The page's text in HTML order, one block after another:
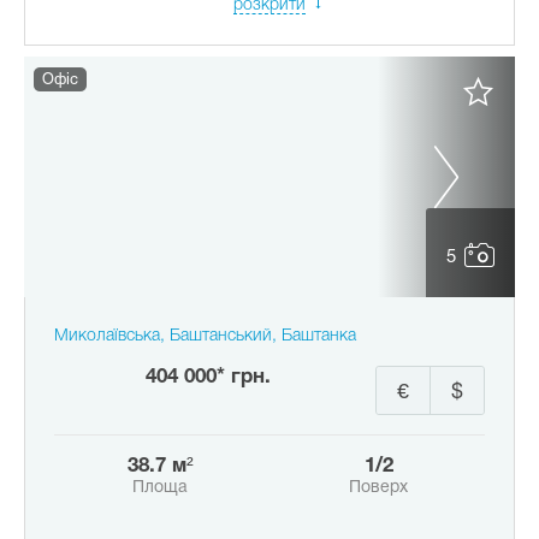
розкрити
5
Офіс
Миколаївська, Баштанський, Баштанка
404 000* грн.
$
€
38.7 м²
Площа
1/2
Поверх